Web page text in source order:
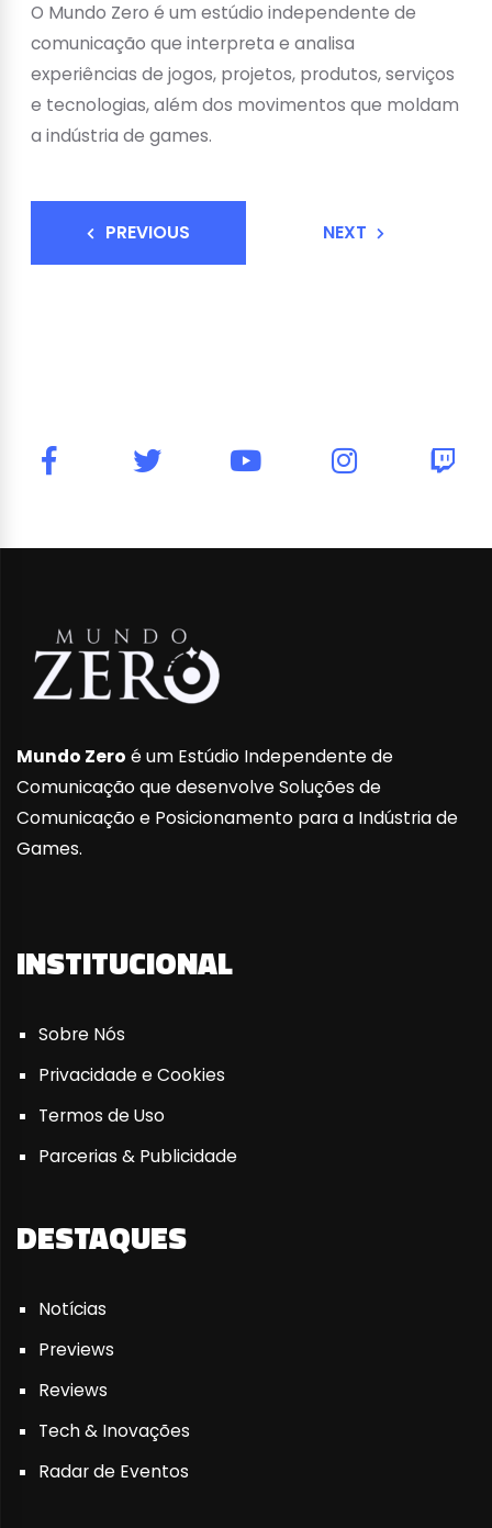
O Mundo Zero é um estúdio independente de
comunicação que interpreta e analisa
experiências de jogos, projetos, produtos, serviços
e tecnologias, além dos movimentos que moldam
a indústria de games.
PREVIOUS NEXT
Mundo Zero é um Estúdio Independente de
Comunicação que desenvolve Soluções de
Comunicação e Posicionamento para a Indústria de
Games.
INSTITUCIONAL
Sobre Nós
Privacidade e Cookies
Termos de Uso
Parcerias & Publicidade
DESTAQUES
Notícias
Previews
Reviews
Tech & Inovações
Radar de Eventos